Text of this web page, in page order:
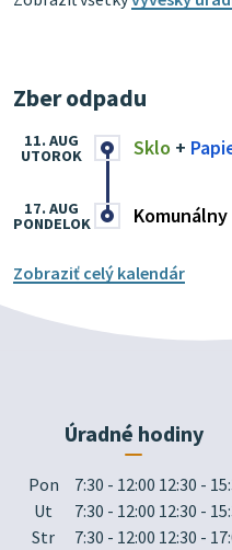
Zber odpadu
Sklo +
11. AUG
UTOROK
17. AUG
PONDELOK
Zobraziť celý kalendár
Úradné hodiny
Pon
7:30 - 12:00 12:30 -
Ut
7:30 - 12:00 12:30 -
Str
7:30 - 12:00 12:30 -